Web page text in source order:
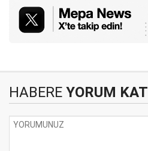
HABERE YORUM KAT